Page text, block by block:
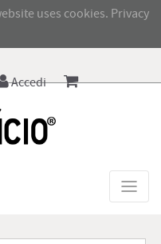
uses cookies. Privacy
Accedi